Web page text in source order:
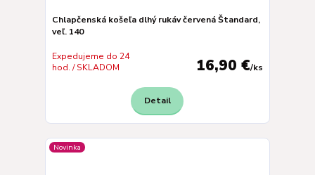
Chlapčenská košeľa dlhý rukáv červená Štandard,
veľ. 140
16,90 €/ks
Expedujeme do 24
hod. / SKLADOM
Detail
Novinka